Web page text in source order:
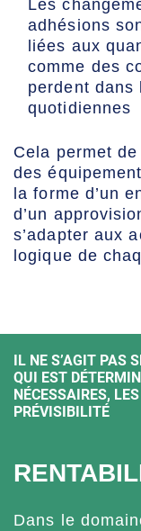
Les
adhésions
liées aux
comme des
perdent
quotidiennes
Cela permet
des
la forme d’un
d’un
s’adapter aux
logique de
IL NE S’AGIT PAS
QUI EST
NÉCESSAIRES,
PRÉVISIBILITÉ
Dans le